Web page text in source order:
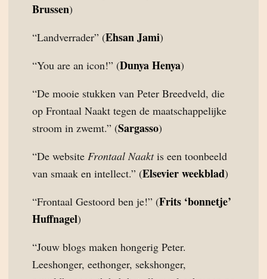
Brussen)
“Landverrader” (Ehsan Jami)
“You are an icon!” (Dunya Henya)
“De mooie stukken van Peter Breedveld, die
op Frontaal Naakt tegen de maatschappelijke
stroom in zwemt.” (Sargasso)
“De website Frontaal Naaktis een toonbeeld
van smaak en intellect.” (Elsevier weekblad)
“Frontaal Gestoord ben je!” (Frits ‘bonnetje’
Huffnagel)
“Jouw blogs maken hongerig Peter.
Leeshonger, eethonger, sekshonger,